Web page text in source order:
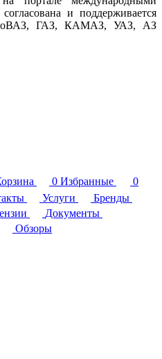
и поддерживается
ГАЗ, КАМАЗ, УАЗ, АЗ
0 Избранные
0
Услуги
Бренды
Документы
Обзоры